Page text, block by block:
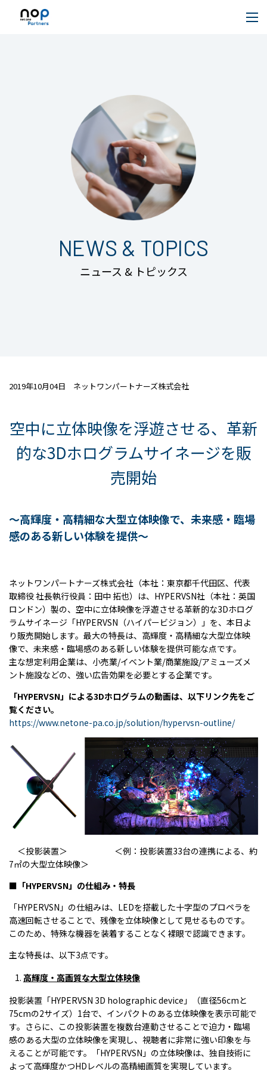
NEWS & TOPICS
ニュース & トピックス
2019年10月04日 ネットワンパートナーズ株式会社
空中に立体映像を浮遊させる、革新
的な3Dホログラムサイネージを販
売開始
～高輝度・高精細な大型立体映像で、未来感・臨場
感のある新しい体験を提供～
ネットワンパートナーズ株式会社（本社：東京都千代田区、代表
取締役 社長執行役員：田中 拓也）は、HYPERVSN社（本社：英国
ロンドン）製の、空中に立体映像を浮遊させる革新的な3Dホログ
ラムサイネージ「HYPERVSN（ハイパービジョン）」を、本日よ
り販売開始します。最大の特長は、高輝度・高精細な大型立体映
像で、未来感・臨場感のある新しい体験を提供可能な点です。
主な想定利用企業は、小売業/イベント業/商業施設/アミューズメ
ント施設などの、強い広告効果を必要とする企業です。
「HYPERVSN」による3Dホログラムの動画は、以下リンク先をご
覧ください。
https://www.netone-pa.co.jp/solution/hypervsn-outline/
＜投影装置＞ ＜例：投影装置33台の連携による、約
7㎡の大型立体映像＞
■ 「HYPERVSN」の仕組み・特長
「HYPERVSN」の仕組みは、LEDを搭載した十字型のプロペラを
高速回転させることで、残像を立体映像として見せるものです。
このため、特殊な機器を装着することなく裸眼で認識できます。
主な特長は、以下3点です。
高輝度・高画質な大型立体映像
投影装置「HYPERVSN 3D holographic device」（直径56cmと
75cmの2サイズ）1台で、インパクトのある立体映像を表示可能で
す。さらに、この投影装置を複数台連動させることで迫力・臨場
感のある大型の立体映像を実現し、視聴者に非常に強い印象を与
えることが可能です。「HYPERVSN」の立体映像は、独自技術に
よって高輝度かつHDレベルの高精細画質を実現しています。